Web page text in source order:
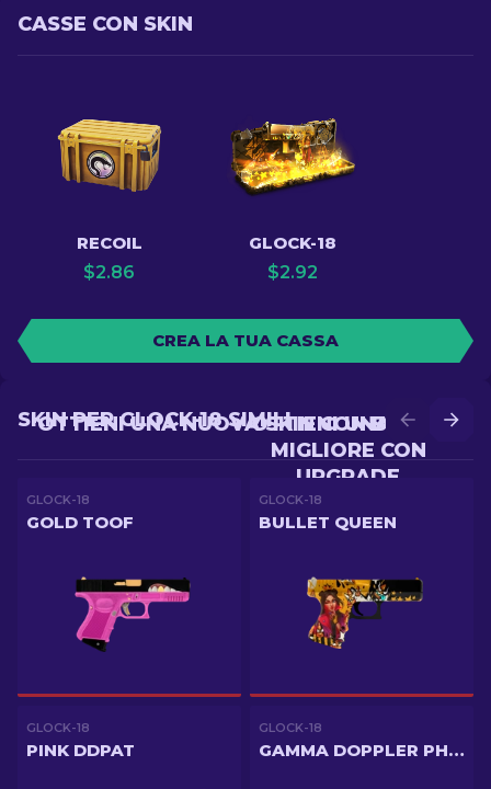
CASSE CON SKIN
RECOIL
$2.86
GLOCK-18
$2.92
CREA LA TUA CASSA
OTTIENI UNA SKIN
MIGLIORE CON
UPGRADE
OTTIENI UNA NUOVA SKIN CON BATTLE
SKIN PER GLOCK-18 SIMILI
GLOCK-18
GOLD TOOF
GLOCK-18
BULLET QUEEN
GLOCK-18
PINK DDPAT
GLOCK-18
GAMMA DOPPLER PHASE 2